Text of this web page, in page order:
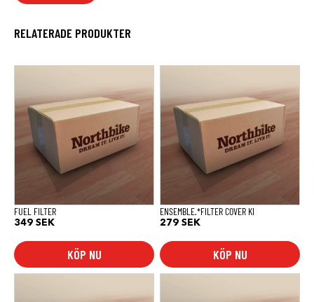
RELATERADE PRODUKTER
FUEL FILTER
349 SEK
KÖP NU
ENSEMBLE.*FILTER COVER KI
279 SEK
KÖP NU